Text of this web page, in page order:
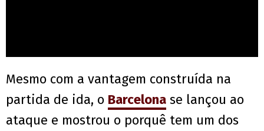
Mesmo com a vantagem construída na
partida de ida, o Barcelona se lançou ao
ataque e mostrou o porquê tem um dos